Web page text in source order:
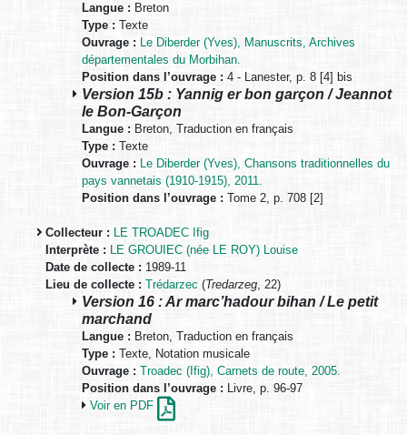
Langue : Breton
Type : Texte
Ouvrage : Le Diberder (Yves), Manuscrits, Archives
départementales du Morbihan.
Position dans l’ouvrage : 4 - Lanester, p. 8 [4] bis
Version 15b : Yannig er bon garçon / Jeannot
le Bon-Garçon
Langue : Breton, Traduction en français
Type : Texte
Ouvrage : Le Diberder (Yves), Chansons traditionnelles du
pays vannetais (1910-1915), 2011.
Position dans l’ouvrage : Tome 2, p. 708 [2]
Collecteur : LE TROADEC Ifig
Interprète : LE GROUIEC (née LE ROY) Louise
Date de collecte : 1989-11
Lieu de collecte : Trédarzec (Tredarzeg, 22)
Version 16 : Ar marc’hadour bihan / Le petit
marchand
Langue : Breton, Traduction en français
Type : Texte, Notation musicale
Ouvrage : Troadec (Ifig), Carnets de route, 2005.
Position dans l’ouvrage : Livre, p. 96-97
Voir en PDF